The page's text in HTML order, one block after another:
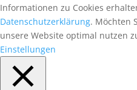
Informationen zu Cookies
Datenschutzerklärung. Möchten
unsere Website optimal nutzen
Einstellungen